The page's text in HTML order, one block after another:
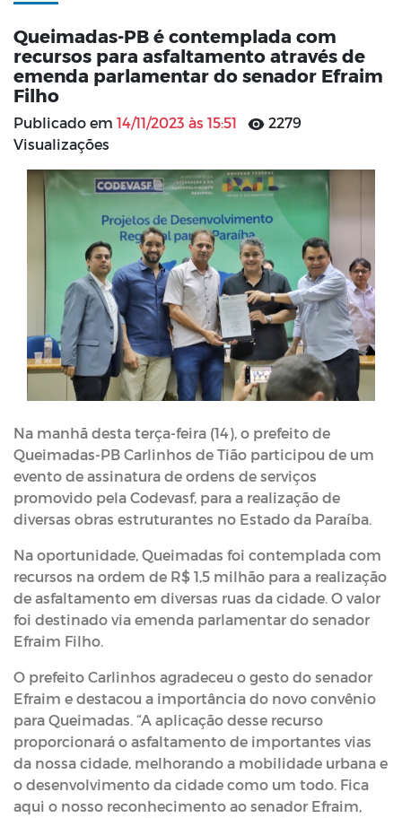
Queimadas-PB é contemplada com
recursos para asfaltamento através de
emenda parlamentar do senador Efraim
Filho
Publicado em 14/11/2023 às 15:51
2279
Visualizações
Na manhã desta terça-feira (14), o prefeito de
Queimadas-PB Carlinhos de Tião participou de um
evento de assinatura de ordens de serviços
promovido pela Codevasf, para a realização de
diversas obras estruturantes no Estado da Paraíba.
Na oportunidade, Queimadas foi contemplada com
recursos na ordem de R$ 1,5 milhão para a realização
de asfaltamento em diversas ruas da cidade. O valor
foi destinado via emenda parlamentar do senador
Efraim Filho.
O prefeito Carlinhos agradeceu o gesto do senador
Efraim e destacou a importância do novo convênio
para Queimadas. “A aplicação desse recurso
proporcionará o asfaltamento de importantes vias
da nossa cidade, melhorando a mobilidade urbana e
o desenvolvimento da cidade como um todo. Fica
aqui o nosso reconhecimento ao senador Efraim,